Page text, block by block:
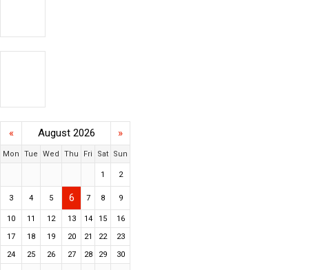
« August 2026 »
Mon Tue Wed Thu Fri Sat Sun
1 2
3 4 5 6 7 8 9
10 11 12 13 14 15
16
17
18 19 20 21 22
23
24
25 26 27 28 29 30